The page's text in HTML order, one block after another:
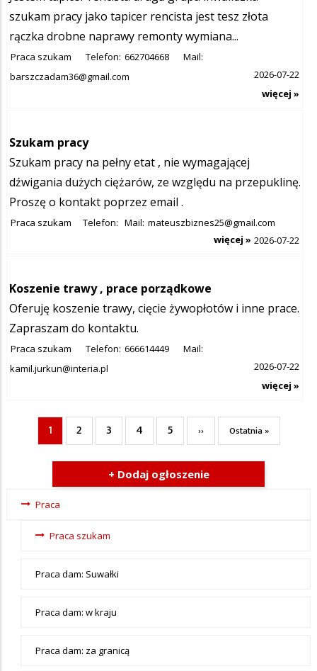
szukam pracy jako tapicer rencista jest tesz złota
rączka drobne naprawy remonty wymiana...
Praca szukam Telefon: 662704668
Mail:
barszczadam36@gmail.com
2026-07-22
więcej »
Szukam pracy
Szukam pracy na pełny etat , nie wymagającej
dźwigania dużych ciężarów, ze względu na przepuklinę.
Proszę o kontakt poprzez email .
Praca szukam Telefon: Mail: mateuszbiznes25@gmail.com
2026-07-22
więcej »
Koszenie trawy , prace porządkowe
Oferuję koszenie trawy, cięcie żywopłotów i inne prace.
Zapraszam do kontaktu.
Praca szukam Telefon: 666614449
Mail:
kamil.jurkun@interia.pl
2026-07-22
więcej »
Stronicowanie
Bieżąca
strona
1 Page
2 Page
3 Page
4 Page
5
Następna
strona
››
Ostatnia
strona
Ostatnia »
+ Dodaj ogłoszenie
Ogłoszenia
menu-
Praca
Praca szukam
Praca dam: Suwałki
Praca dam: w kraju
Praca dam: za granicą